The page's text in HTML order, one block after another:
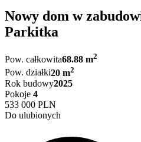
Nowy dom w
Parkitka
Pow. całkowita68.88 m2
Pow. działki20 m2
Rok budowy2025
Pokoje 4
533 000 PLN
Do ulubionych